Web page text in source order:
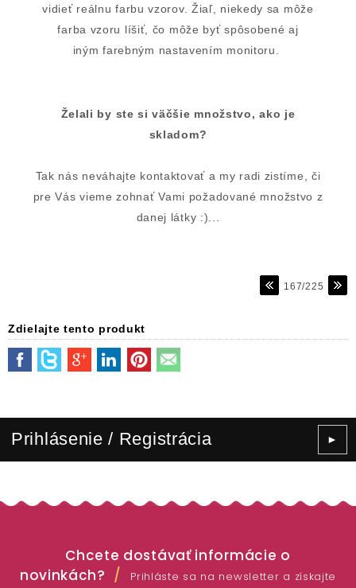
vidieť reálnu farbu vzorov. Žiaľ, niekedy sa môže
farba vzoru líšiť, čo môže byť spôsobené aj
iným farebným nastavením monitoru.
Želali by ste si väčšie množstvo, ako je
skladom?
Tak nás neváhajte kontaktovať a my radi zistíme, či
pre Vás vieme zohnať Vami požadované množstvo z
danej látky :)...
167/225
Zdielajte tento produkt
Prihlásenie / Registrácia ►
Chcete dostávať informácie o
novinkách?
Prihláste sa na newsletter a získajte